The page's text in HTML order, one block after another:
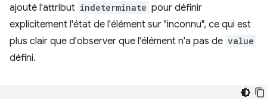
ajouté l'attribut indeterminate pour définir
explicitement l'état de l'élément sur "inconnu", ce qui est
plus clair que d'observer que l'élément n'a pas de value
défini.